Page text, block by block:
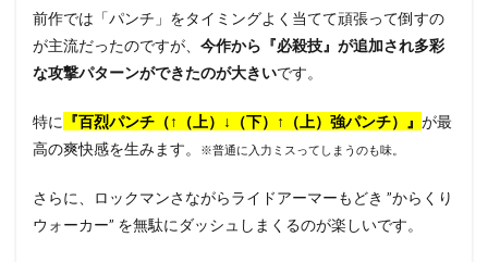
前作では「パンチ」をタイミングよく当てて頑張って倒すの
が主流だったのですが、 今作から『必殺技』が追加され多彩
な攻撃パターンができたのが大きいです。
特に 『百烈パンチ（↑（上）↓（下）↑（上）強パンチ）』 が最
高の爽快感を生みます。
※普通に入力ミスってしまうのも味。
さらに、ロックマンさながらライドアーマーもどき ”からくり
ウォーカー” を無駄にダッシュしまくるのが楽しいです。